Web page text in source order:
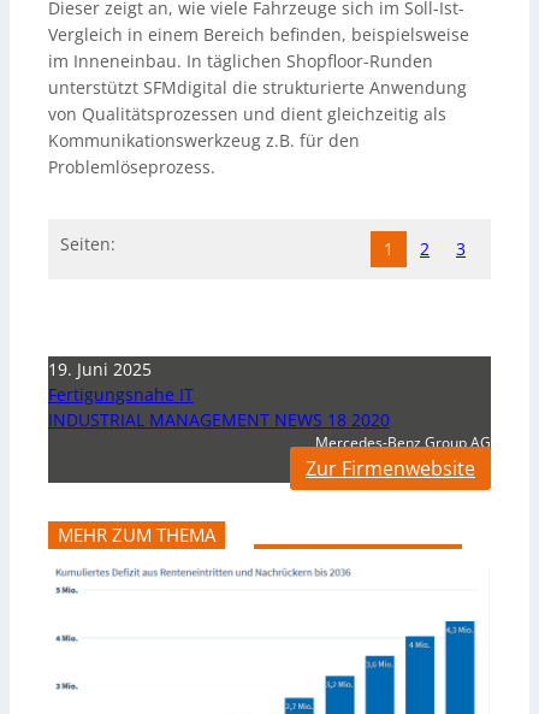
Dieser zeigt an, wie viele Fahrzeuge sich im Soll-Ist-
Vergleich in einem Bereich befinden, beispielsweise
im Inneneinbau. In täglichen Shopfloor-Runden
unterstützt SFMdigital die strukturierte Anwendung
von Qualitätsprozessen und dient gleichzeitig als
Kommunikationswerkzeug z.B. für den
Problemlöseprozess.
Seiten: 1 2 3
19. Juni 2025
Fertigungsnahe IT
INDUSTRIAL MANAGEMENT NEWS 18 2020
Mercedes-Benz Group AG
Zur Firmenwebsite
MEHR ZUM THEMA